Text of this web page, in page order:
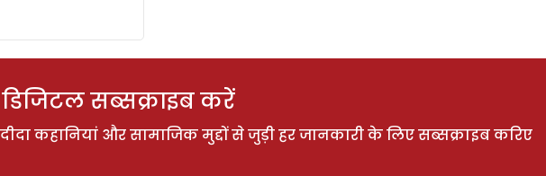
डिजिटल सब्सक्राइब करें
कहानियां और सामाजिक मुद्दों से जुड़ी हर जानकारी के लिए सब्सक्राइब करिए